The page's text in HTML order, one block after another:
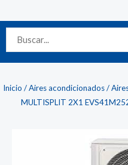
Buscar
Inicio /Aires acondicionados/
MULTISPLIT 2X1